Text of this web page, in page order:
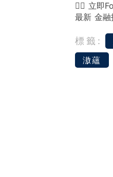
👉🏻 立即
最新 金融
標籤:
滶蘊